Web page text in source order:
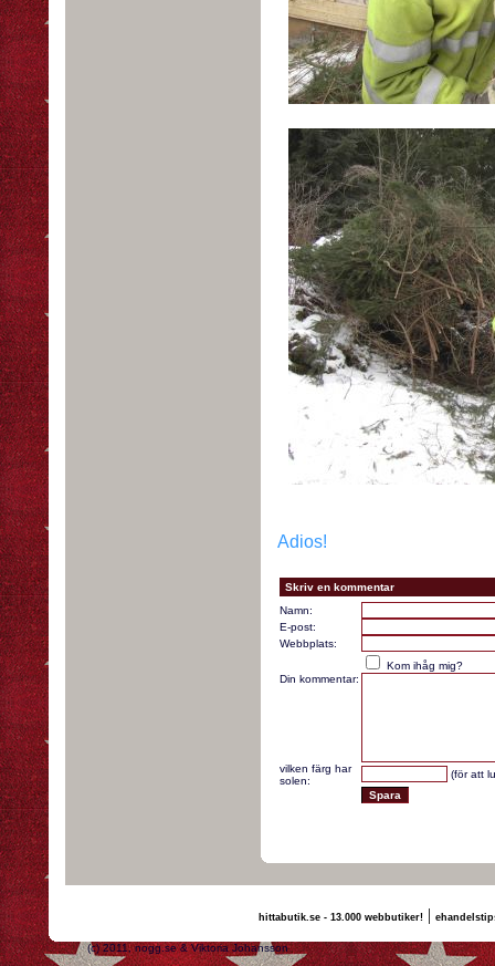
Adios!
Skriv en kommentar
Namn:
E-post:
Webbplats:
Kom ihåg mig?
Din kommentar:
vilken färg har
solen:
(för att
hittabutik.se - 13.000 webbutiker!|
(c) 2011, nogg.se & Viktoria Johansson